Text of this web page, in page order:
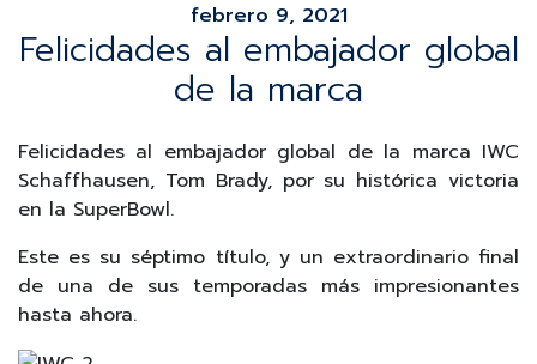
febrero 9, 2021
Felicidades al embajador global
de la marca
Felicidades al embajador global de la marca IWC
Schaffhausen, Tom Brady, por su histórica victoria
en la SuperBowl.
Este es su séptimo título, y un extraordinario final
de una de sus temporadas más impresionantes
hasta ahora.